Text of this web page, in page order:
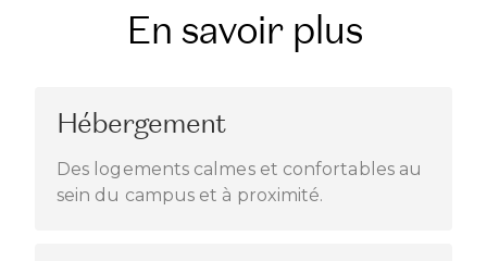
En savoir plus
Hébergement
Des logements calmes et confortables au
sein du campus et à proximité.